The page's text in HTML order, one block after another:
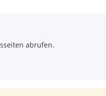
abrufen.